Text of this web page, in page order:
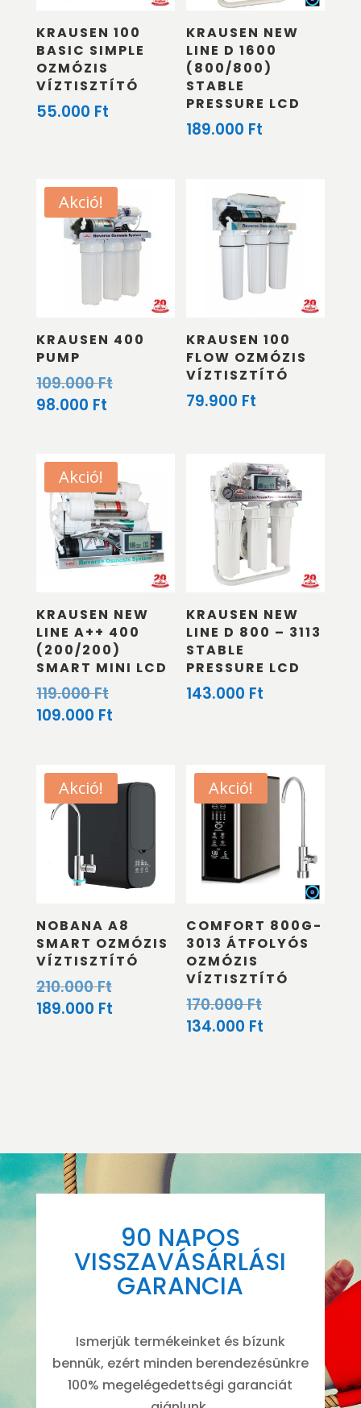
KRAUSEN 100
BASIC SIMPLE
OZMÓZIS
VÍZTISZTÍTÓ
55.000 Ft
KRAUSEN NEW
LINE D 1600
(800/800)
STABLE
PRESSURE LCD
189.000 Ft
Akció!
KRAUSEN 400
PUMP
109.000FtOriginal
98.000 FtCurrent
98.000 Ft.
KRAUSEN 100
FLOW OZMÓZIS
VÍZTISZTÍTÓ
79.900 Ft
Akció!
KRAUSEN NEW
LINE A++ 400
(200/200)
SMART MINI LCD
119.000FtOriginal
price
109.000 FtCurrent
109.000 Ft.
KRAUSEN NEW
LINE D 800 – 3113
STABLE
PRESSURE LCD
143.000 Ft
Akció!
NOBANA A8
SMART OZMÓZIS
VÍZTISZTÍTÓ
210.000FtOriginal
price
189.000 FtCurrent
Akció!
COMFORT 800G-
3013 ÁTFOLYÓS
OZMÓZIS
VÍZTISZTÍTÓ
170.000FtOriginal
price
134.000 Ft
90 NAPOS
VISSZAVÁSÁRLÁSI
GARANCIA
Ismerjük termékeinket és bízunk
bennük, ezért minden berendezésünkre
100% megelégedettségi garanciát